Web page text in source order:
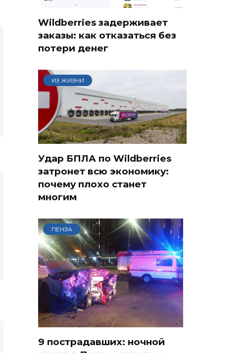
Wildberries задерживает
заказы: как отказаться без
потери денег
ИЗ ЖИЗНИ
Удар БПЛА по Wildberries
затронет всю экономику:
почему плохо станет
многим
ПЕНЗА
9 пострадавших: ночной